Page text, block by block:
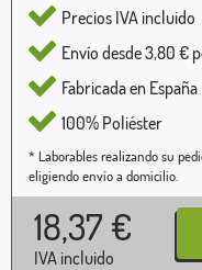
Precios IVA incluido
Envío desde 3,80 €
Fabricada en España
100% Poliéster
* Laborables realizando su
eligiendo envío a domicilio.
18,37 €
IVA incluido